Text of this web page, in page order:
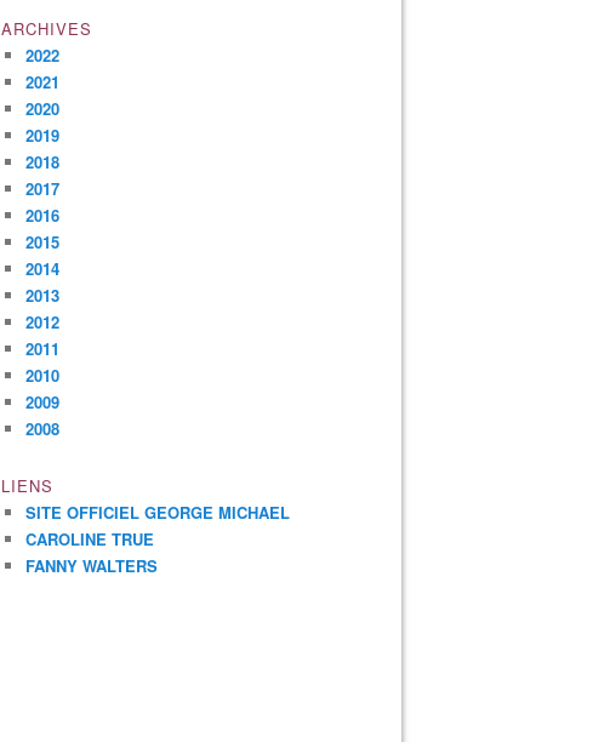
ARCHIVES
2022
2021
2020
2019
2018
2017
2016
2015
2014
2013
2012
2011
2010
2009
2008
LIENS
SITE OFFICIEL GEORGE MICHAEL
CAROLINE TRUE
FANNY WALTERS